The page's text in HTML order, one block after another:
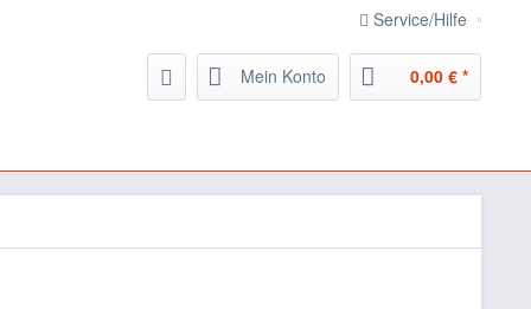
Service/Hilfe
Mein Konto 0,00 € *